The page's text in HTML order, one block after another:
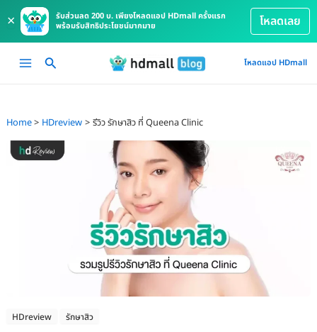
×
รับส่วนลด 200 บ. เพียงโหลดแอป HDmall ครั้งแรก
พร้อมรับสิทธิประโยชน์มากมาย
โหลดเลย
Main
โหลดแอป HDmall
Home HDreview รีวิว รักษาสิว ที่ Queena Clinic
HDreview รักษาสิว